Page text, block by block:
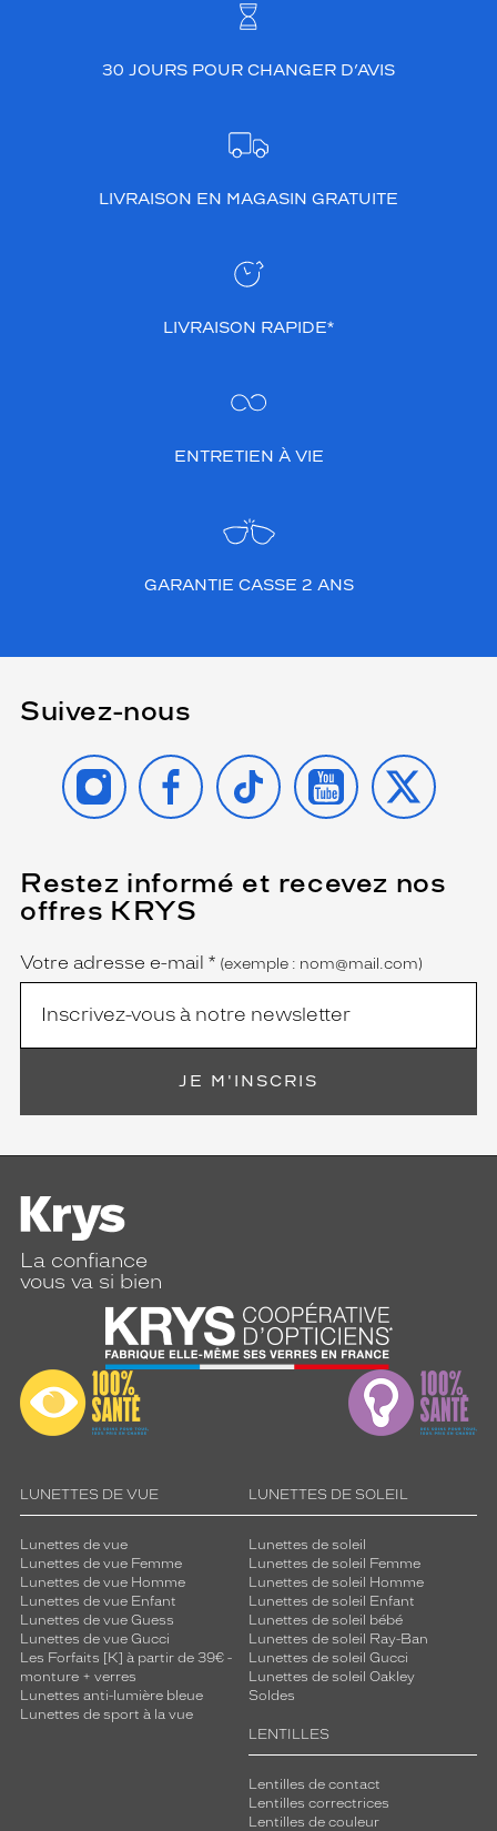
30 JOURS POUR CHANGER D’AVIS
LIVRAISON EN MAGASIN GRATUITE
LIVRAISON RAPIDE*
ENTRETIEN À VIE
GARANTIE CASSE 2 ANS
Suivez-nous
INSTAGRAMFACEBOOK
TIKTOK YOUTUBE
X
Restez informé et recevez nos
offres KRYS
Name
Votre adresse e-mail *
(Ce
champ
est
obligatoire)
(exemple : nom@mail.com)
JE M'INSCRIS
La confiance
vous va si bien
LUNETTES DE VUE
Lunettes de vue
Lunettes de vue Femme
Lunettes de vue Homme
Lunettes de vue Enfant
Lunettes de vue Guess
Lunettes de vue Gucci
Les Forfaits [K] à partir de 39€ -
monture + verres
Lunettes anti-lumière bleue
Lunettes de sport à la vue
LUNETTES DE SOLEIL
Lunettes de soleil
Lunettes de soleil Femme
Lunettes de soleil Homme
Lunettes de soleil Enfant
Lunettes de soleil bébé
Lunettes de soleil Ray-Ban
Lunettes de soleil Gucci
Lunettes de soleil Oakley
Soldes
LENTILLES
Lentilles de contact
Lentilles correctrices
Lentilles de couleur